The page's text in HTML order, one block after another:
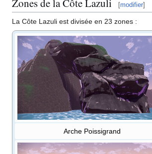
Zones de la Côte Lazuli [modifier]
La Côte Lazuli est divisée en 23 zones :
Arche Poissigrand